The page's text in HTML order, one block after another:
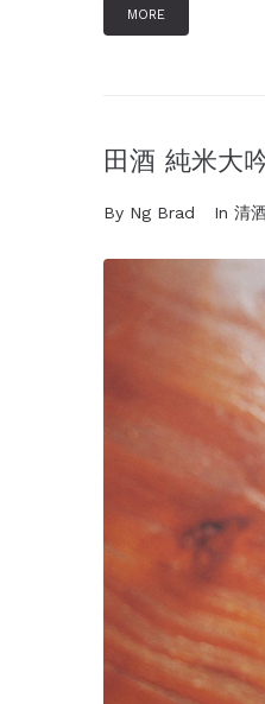
MORE
田酒 純米大
By Ng Brad In 清